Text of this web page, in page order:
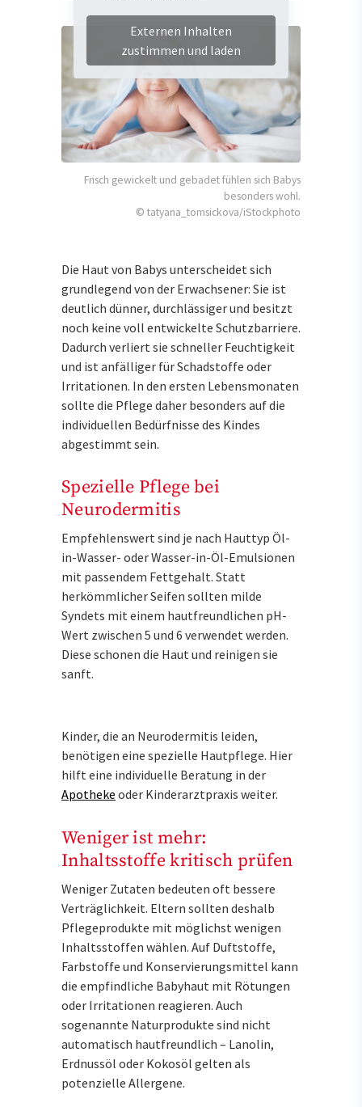
Externen Inhalten
zustimmen und laden
Frisch gewickelt und gebadet fühlen sich Babys
besonders wohl.
© tatyana_tomsickova/iStockphoto
Die Haut von Babys unterscheidet sich
grundlegend von der Erwachsener: Sie ist
deutlich dünner, durchlässiger und besitzt
noch keine voll entwickelte Schutzbarriere.
Dadurch verliert sie schneller Feuchtigkeit
und ist anfälliger für Schadstoffe oder
Irritationen. In den ersten Lebensmonaten
sollte die Pflege daher besonders auf die
individuellen Bedürfnisse des Kindes
abgestimmt sein.
Spezielle Pflege bei
Neurodermitis
Empfehlenswert sind je nach Hauttyp Öl-
in-Wasser- oder Wasser-in-Öl-Emulsionen
mit passendem Fettgehalt. Statt
herkömmlicher Seifen sollten milde
Syndets mit einem hautfreundlichen pH-
Wert zwischen 5 und 6 verwendet werden.
Diese schonen die Haut und reinigen sie
sanft.
Kinder, die an Neurodermitis leiden,
benötigen eine spezielle Hautpflege. Hier
hilft eine individuelle Beratung in der
Apotheke oder Kinderarztpraxis weiter.
Weniger ist mehr:
Inhaltsstoffe kritisch prüfen
Weniger Zutaten bedeuten oft bessere
Verträglichkeit. Eltern sollten deshalb
Pflegeprodukte mit möglichst wenigen
Inhaltsstoffen wählen. Auf Duftstoffe,
Farbstoffe und Konservierungsmittel kann
die empfindliche Babyhaut mit Rötungen
oder Irritationen reagieren. Auch
sogenannte Naturprodukte sind nicht
automatisch hautfreundlich – Lanolin,
Erdnussöl oder Kokosöl gelten als
potenzielle Allergene.